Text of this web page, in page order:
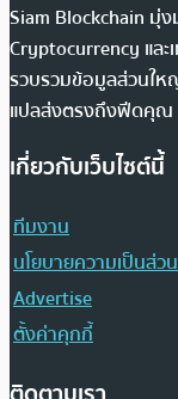
Siam Blockchain มุ่
Cryptocurrency และ
รวบรวมข้อมูลส่วนให
แปลส่งตรงถึงฟีดคุณ
เกี่ยวกับเว็บไซต์นี้
ทีมงาน
นโยบายความเป็นส่ว
Advertise
ตั้งค่าคุกกี้